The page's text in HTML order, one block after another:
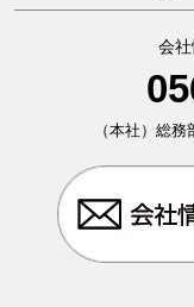
会
（本社）総